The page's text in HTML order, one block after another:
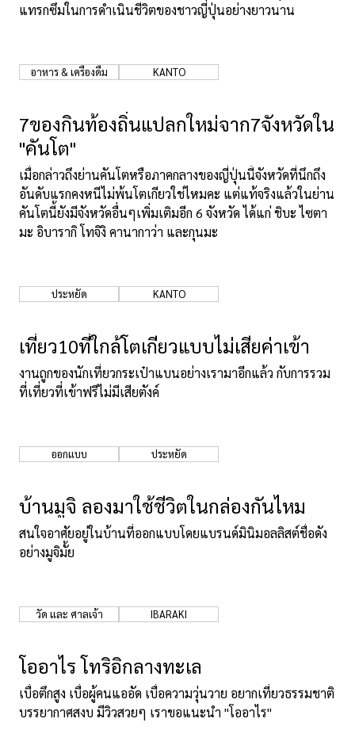
แทรกซึมในการดำเนินชีวิตของชาวญี่ปุ่นอย่างยาวนาน
อาหาร & เครื่องดื่ม KANTO
7ของกินท้องถิ่นแปลกใหม่จาก7จังหวัดใน
"คันโต"
เมื่อกล่าวถึงย่านคันโตหรือภาคกลางของญี่ปุ่นนี้จังหวัดที่นึกถึง
อันดับแรกคงหนีไม่พ้นโตเกียวใช่ไหมคะ แต่แท้จริงแล้วในย่าน
คันโตนี้ยังมีจังหวัดอื่นๆเพิ่มเติมอีก 6 จังหวัด ได้แก่ ชิบะ ไซตา
มะ อิบารากิ โทจิงิ คานากาว่า และกุนมะ
ประหยัด KANTO
เที่ยว10ที่ใกล้โตเกียวแบบไม่เสียค่าเข้า
งานถูกของนักเที่ยวกระเป๋าแบนอย่างเรามาอีกแล้ว กับการรวม
ที่เที่ยวที่เข้าฟรีไม่มีเสียตังค์
ออกแบบ ประหยัด
บ้านมูจิ ลองมาใช้ชีวิตในกล่องกันไหม
สนใจอาศัยอยู่ในบ้านที่ออกแบบโดยแบรนด์มินิมอลลิสต์ชื่อดัง
อย่างมูจิมั้ย
วัด และ ศาลเจ้า IBARAKI
โออาไร โทริอิกลางทะเล
เบื่อตึกสูง เบื่อผู้คนแออัด เบื่อความวุ่นวาย อยากเที่ยวธรรมชาติ
บรรยากาศสงบ มีวิวสวยๆ เราขอแนะนำ "โออาไร"